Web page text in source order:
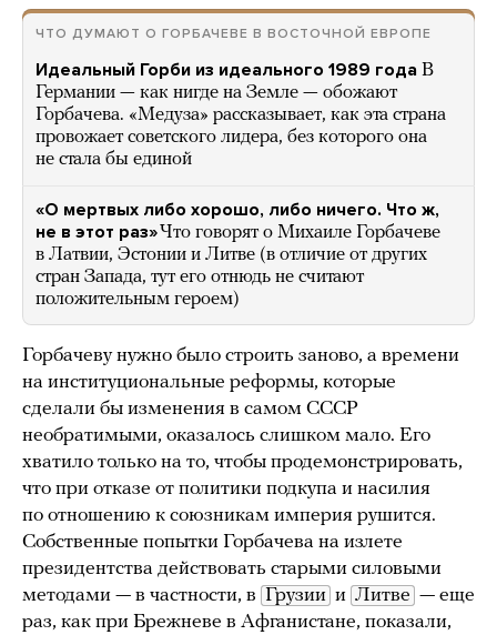
ЧТО ДУМАЮТ О ГОРБАЧЕВЕ В ВОСТОЧНОЙ ЕВРОПЕ
Идеальный Горби из идеального 1989 года В
Германии — как нигде на Земле — обожают
Горбачева. «Медуза» рассказывает, как эта страна
провожает советского лидера, без которого она
не стала бы единой
«О мертвых либо хорошо, либо ничего. Что ж,
не в этот раз»Что говорят о Михаиле Горбачеве
в Латвии, Эстонии и Литве (в отличие от других
стран Запада, тут его отнюдь не считают
положительным героем)
Горбачеву нужно было строить заново, а времени
на институциональные реформы, которые
сделали бы изменения в самом СССР
необратимыми, оказалось слишком мало. Его
хватило только на то, чтобы продемонстрировать,
что при отказе от политики подкупа и насилия
по отношению к союзникам империя рушится.
Собственные попытки Горбачева на излете
президентства действовать старыми силовыми
методами — в частности, в Грузии и Литве — еще
раз, как при Брежневе в Афганистане, показали,